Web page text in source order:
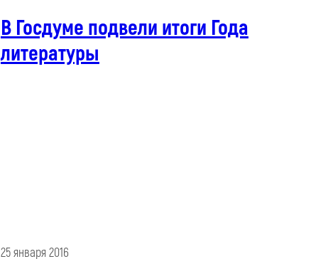
В Госдуме подвели итоги Года
литературы
25 января 2016